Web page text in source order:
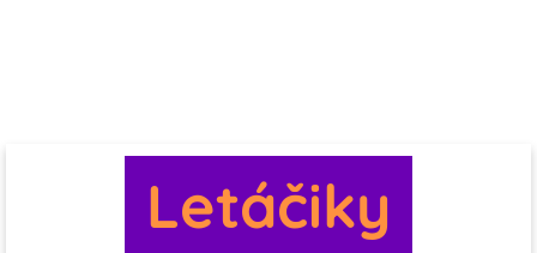
0 0
1
Letáčiky